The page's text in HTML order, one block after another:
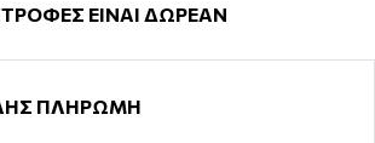
ΕΙΝΑΙ ΔΩΡΕΑΝ
ΠΛΗΡΩΜΗ